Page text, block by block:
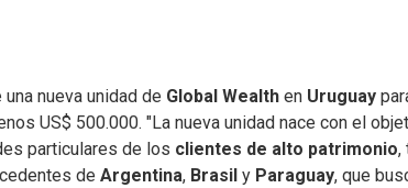
nueva unidad de Global Wealth en Uruguay
US$ 500.000. "La nueva unidad nace con el
particulares de los clientes de alto patrimonio,
de Argentina, Brasil y Paraguay, que